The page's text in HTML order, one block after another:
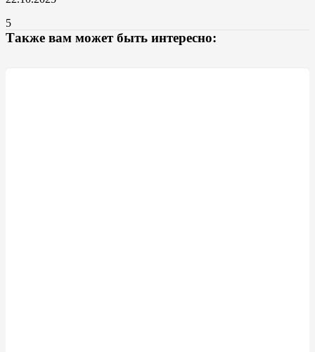
5
Также вам может быть интересно: